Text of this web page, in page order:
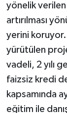
yönelik verilen
artırılması
yerini koruyor.
yürütülen
vadeli, 2 yılı
faizsiz kredi
kapsamında
eğitim ile